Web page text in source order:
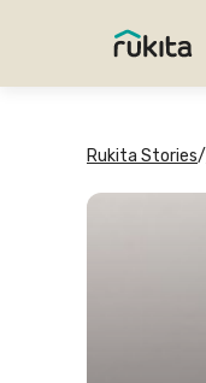
Rukita Stories/